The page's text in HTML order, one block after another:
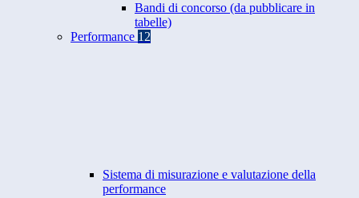
Bandi di concorso (da pubblicare in
tabelle)
Performance 12
Sistema di misurazione e valutazione della
performance